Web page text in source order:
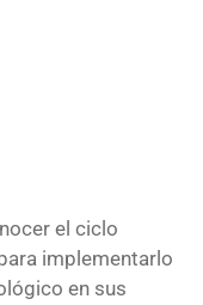
el ciclo
implementarlo
en sus